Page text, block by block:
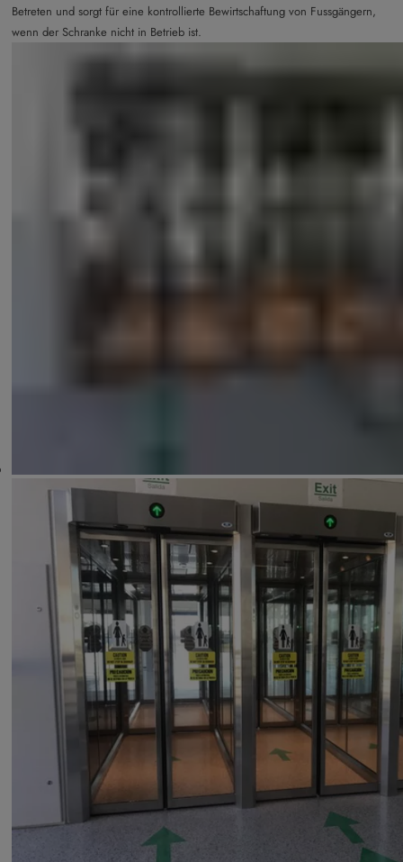
Betreten und sorgt für eine kontrollierte Bewirtschaftung von Fussgängern,
wenn der Schranke nicht in Betrieb ist.